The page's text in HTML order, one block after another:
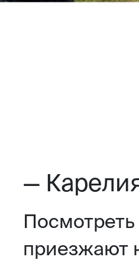
—
приезжают